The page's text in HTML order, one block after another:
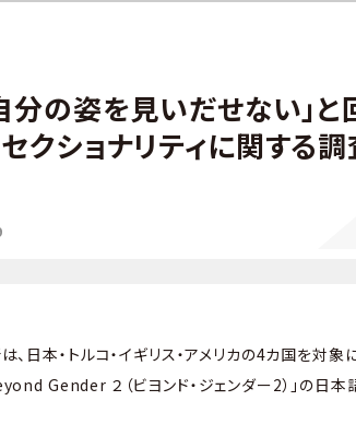
の姿を見いだせない」と
クショナリティに関する
日本・トルコ・イギリス・アメリカの4カ国を対象
Gender ２（ビヨンド・ジェンダー2）」の日本